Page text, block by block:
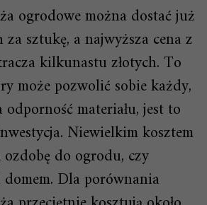
ogrodowe można dostać już
sztukę, a najwyższa cena z
kilkunastu złotych. To
może pozwolić sobie każdy,
materiału, jest to
Niewielkim kosztem
ozdobę do ogrodu, czy
Dla porównania